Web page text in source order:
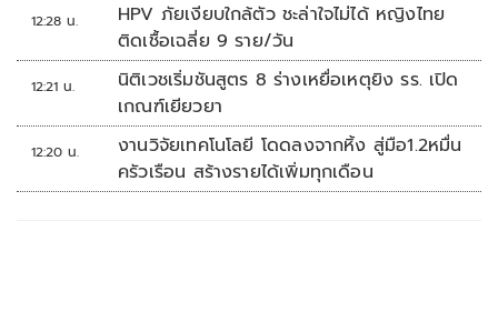
12:28 น.
HPV ภัยเงียบใกล้ตัว ชะล่าใจไม่ได้ หญิงไทย
ติดเชื้อเฉลี่ย 9 ราย/วัน
12:21 น.
นิติเวชเริ่มชันสูตร 8 ร่างเหยื่อเหตุยิง รร. เปิด
เกณฑ์เยียวยา
12:20 น.
งานวิจัยเทคโนโลยี โดดลงจากหิ้ง สู่มือ1.2หมื่น
ครัวเรือน สร้างรายได้เพิ่มทุกเดือน